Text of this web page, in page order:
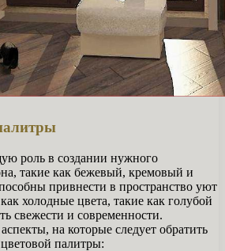
роль в создании нужного
такие как бежевый, кремовый и
привнести в пространство уют
холодные цвета, такие как голубой
свежести и современности.
на которые следует обратить
палитры: